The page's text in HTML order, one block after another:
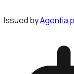
Issued byAgentia